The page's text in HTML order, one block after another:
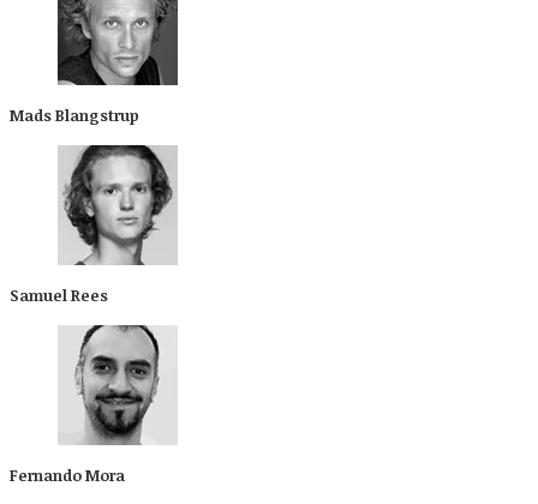
Mads Blangstrup
Samuel Rees
Fernando Mora